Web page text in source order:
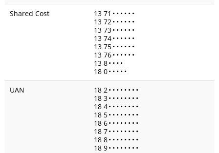
Shared Cost
13 71 • • • • • •
13 72• • • • • •
13 73• • • • • •
13 74• • • • • •
13 75• • • • • •
13 76• • • • • •
13 8• • • •
18 0• • • • •
UAN
18 2• • • • • • • •
18 3• • • • • • • •
18 4• • • • • • • •
18 5• • • • • • • •
18 6• • • • • • • •
18 7• • • • • • • •
18 8• • • • • • • •
18 9• • • • • • • •